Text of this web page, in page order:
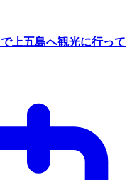
上五島へ観光に行って